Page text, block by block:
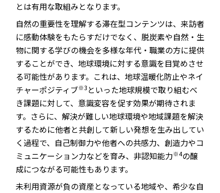
とは有用な取組みとなります。
自然の重要性を理解する滞在型コンテンツは、来訪者
に感動体験をもたらすだけでなく、脱炭素や自然・生
物に関する学びの機会を多様な年代・職業の方に提供
することができ、地球環境に対する意識を目覚めさせ
る可能性があります。これは、地球温暖化防止やネイ
チャーポジティブ※3 といった地球規模で取り組むべ
き課題に対して、意識変容を促す効果が期待されま
す。さらに、解決が難しい地球環境や地域課題を解決
するために他者と共創して新しい発想を生み出してい
く過程で、自己制御力や他者への共感力、創造力やコ
ミュニケーション力などを育み、非認知能力※4の醸
成につながる可能性もあります。
未利用資源が負の資産となっている地域や、希少な自